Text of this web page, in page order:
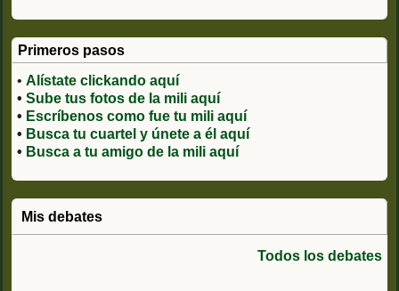
Primeros pasos
• Alístate clickando aquí
• Sube tus fotos de la mili aquí
• Escríbenos como fue tu mili aquí
• Busca tu cuartel y únete a él aquí
• Busca a tu amigo de la mili aquí
Mis debates
Todos los debates